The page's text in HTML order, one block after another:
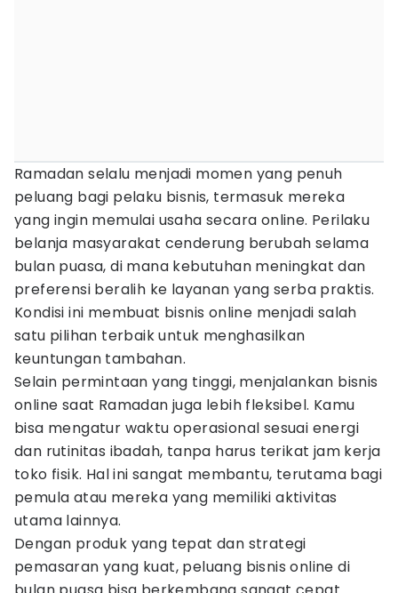
Ramadan selalu menjadi momen yang penuh
peluang bagi pelaku bisnis, termasuk mereka
yang ingin memulai usaha secara online. Perilaku
belanja masyarakat cenderung berubah selama
bulan puasa, di mana kebutuhan meningkat dan
preferensi beralih ke layanan yang serba praktis.
Kondisi ini membuat bisnis online menjadi salah
satu pilihan terbaik untuk menghasilkan
keuntungan tambahan.
Selain permintaan yang tinggi, menjalankan bisnis
online saat Ramadan juga lebih fleksibel. Kamu
bisa mengatur waktu operasional sesuai energi
dan rutinitas ibadah, tanpa harus terikat jam kerja
toko fisik. Hal ini sangat membantu, terutama bagi
pemula atau mereka yang memiliki aktivitas
utama lainnya.
Dengan produk yang tepat dan strategi
pemasaran yang kuat, peluang bisnis online di